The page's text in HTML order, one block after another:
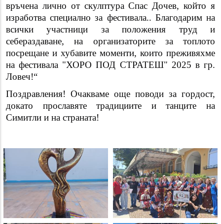
връчена лично от скулптура Спас Дочев, който я
изработва специално за фестивала.. Благодарим на
всички участници за положения труд и
себераздаване, на организаторите за топлото
посрещане и хубавите моменти, които преживяхме
на фестивала "ХОРО ПОД СТРАТЕШ" 2025 в гр.
Ловеч!“
Поздравления! Очакваме още поводи за гордост,
докато прославяте традициите и танците на
Симитли и на страната!